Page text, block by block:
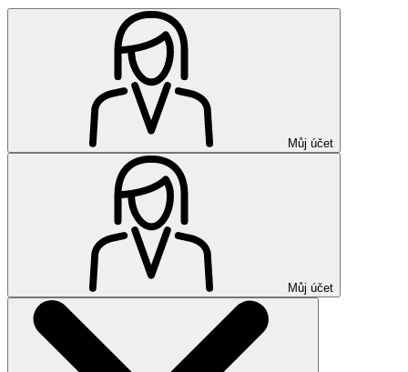
Můj účet
Můj účet